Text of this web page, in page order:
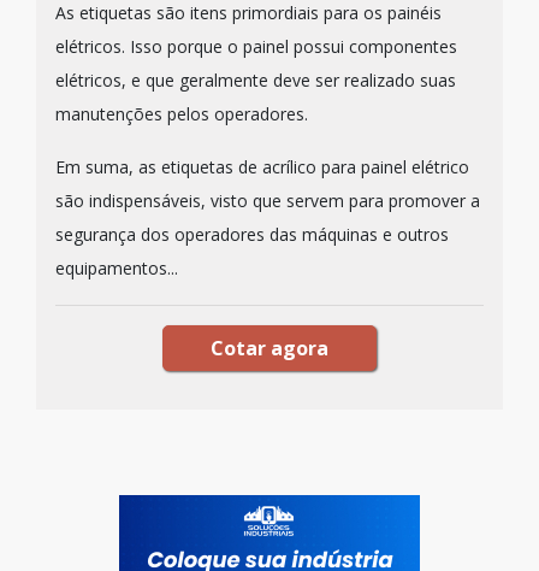
As etiquetas são itens primordiais para os painéis
elétricos. Isso porque o painel possui componentes
elétricos, e que geralmente deve ser realizado suas
manutenções pelos operadores.
Em suma, as etiquetas de acrílico para painel elétrico
são indispensáveis, visto que servem para promover a
segurança dos operadores das máquinas e outros
equipamentos...
Cotar agora